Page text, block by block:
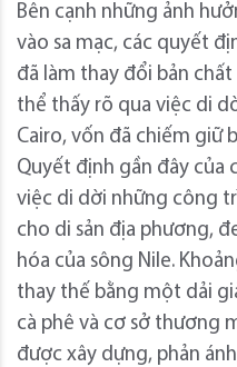
Bên cạnh những ảnh
vào sa mạc, các quyết
đã làm thay đổi bản
thể thấy rõ qua việc di
Cairo, vốn đã chiếm giữ
Quyết định gần đây của
việc di dời những công
cho di sản địa phương,
hóa của sông Nile.
thay thế bằng một dải
cà phê và cơ sở thương
được xây dựng, phản